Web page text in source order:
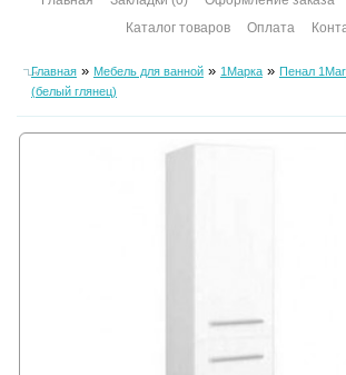
Каталог товаров
Оплата
Главная» Мебель для ванной» 1Марка» Пенал
(белый глянец)